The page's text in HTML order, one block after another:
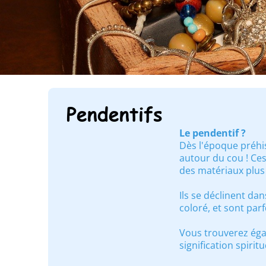
Pendentifs
Le pendentif ?
Dès l'époque
autour du cou !
des matériaux
Ils se déclinent
coloré, et sont
Vous trouverez
signification